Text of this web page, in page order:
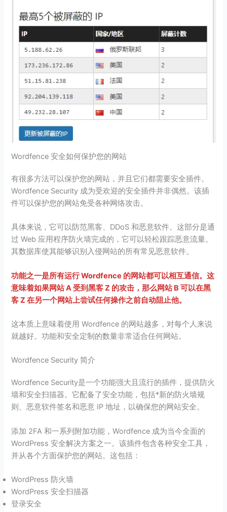
Wordfence 安全如何保护您的网站
有很多方法可以保护您的网站，并且它们都需要安全插件。
Wordfence Security 成为受欢迎的安全插件并非偶然。该插
件可以保护您的网站免受各种网络攻击。
具体来说，它可以防范黑客、DDoS 和恶意软件。这部分是通
过 Web 应用程序防火墙完成的，它可以轻松跟踪恶意流量。
其数据库使其能够识别入侵网站的所有常见恶意软件。
功能之一是所有运行 Wordfence 的网站都可以相互通信。这
意味着如果网站 A 受到黑客 Z 的攻击，那么网站 B 可以在黑
客 Z 在另一个网站上尝试任何操作之前自动阻止他。
这本质上意味着使用 Wordfence 的网站越多，对每个人来说
就越好。功能和安全定制的数量非常适合任何网站。
Wordfence Security 简介
Wordfence Security是一个功能强大且流行的插件，提供防火
墙和安全扫描器。它配备了安全功能，包括*新的防火墙规
则、恶意软件签名和恶意 IP 地址，以确保您的网站安全。
添加 2FA 和一系列附加功能，Wordfence 成为当今全面的
WordPress 安全解决方案之一。该插件包含各种安全工具，
并从各个方面保护您的网站。这包括：
WordPress 防火墙
WordPress 安全扫描器
登录安全